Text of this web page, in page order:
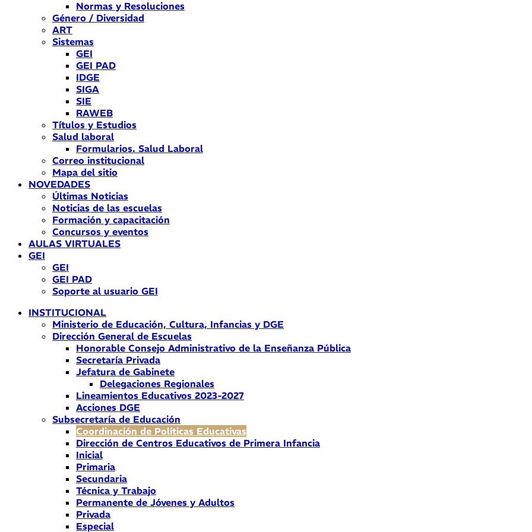
Normas y Resoluciones
Género / Diversidad
ART
Sistemas
GEI
GEI PAD
IDGE
SIGA
SIE
RAWEB
Títulos y Estudios
Salud laboral
Formularios. Salud Laboral
Correo institucional
Mapa del sitio
NOVEDADES
Últimas Noticias
Noticias de las escuelas
Formación y capacitación
Concursos y eventos
AULAS VIRTUALES
GEI
GEI
GEI PAD
Soporte al usuario GEI
INSTITUCIONAL
Ministerio de Educación, Cultura, Infancias y DGE
Dirección General de Escuelas
Honorable Consejo Administrativo de la Enseñanza Pública
Secretaría Privada
Jefatura de Gabinete
Delegaciones Regionales
Lineamientos Educativos 2023-2027
Acciones DGE
Subsecretaría de Educación
Coordinación de Políticas Educativas
Dirección de Centros Educativos de Primera Infancia
Inicial
Primaria
Secundaria
Técnica y Trabajo
Permanente de Jóvenes y Adultos
Privada
Especial